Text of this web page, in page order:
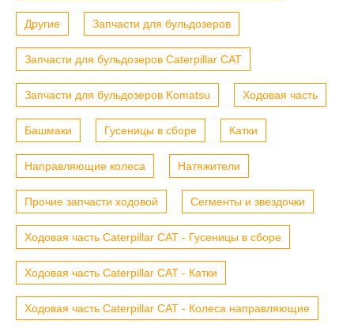
Другие Запчасти для бульдозеров
Запчасти для бульдозеров Caterpillar CAT
Запчасти для бульдозеров Komatsu Ходовая часть
Башмаки Гусеницы в сборе Катки
Направляющие колеса Натяжители
Прочие запчасти ходовой Сегменты и звездочки
Ходовая часть Caterpillar CAT - Гусеницы в сборе
Ходовая часть Caterpillar CAT - Катки
Ходовая часть Caterpillar CAT - Колеса направляющие